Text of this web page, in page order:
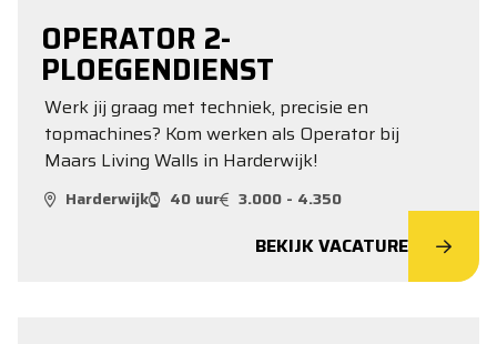
OPERATOR 2-
PLOEGENDIENST
Werk jij graag met techniek, precisie en
topmachines? Kom werken als Operator bij
Maars Living Walls in Harderwijk!
Harderwijk 40 uur 3.000 - 4.350
BEKIJK VACATURE